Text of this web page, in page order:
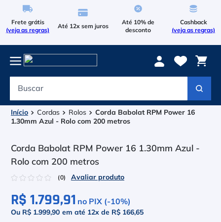
Frete grátis
(veja as regras)
Até 12x sem juros
Até 10% de
desconto
Cashback
(veja as regras)
Cordas Rolos
Corda Babolat RPM Power 16
1.30mm Azul - Rolo com 200 metros
Corda Babolat RPM Power 16 1.30mm Azul -
Rolo com 200 metros
☆☆☆☆☆ (0)
R$ 1.799,91 no PIX (-10%)
Ou R$ 1.999,90 em até 12x de R$ 166,65
Termos mais buscados
1º Le Coq Sportif
3 º Le Coq
4º Raqueteira
5º Asics Gel Resolution 9